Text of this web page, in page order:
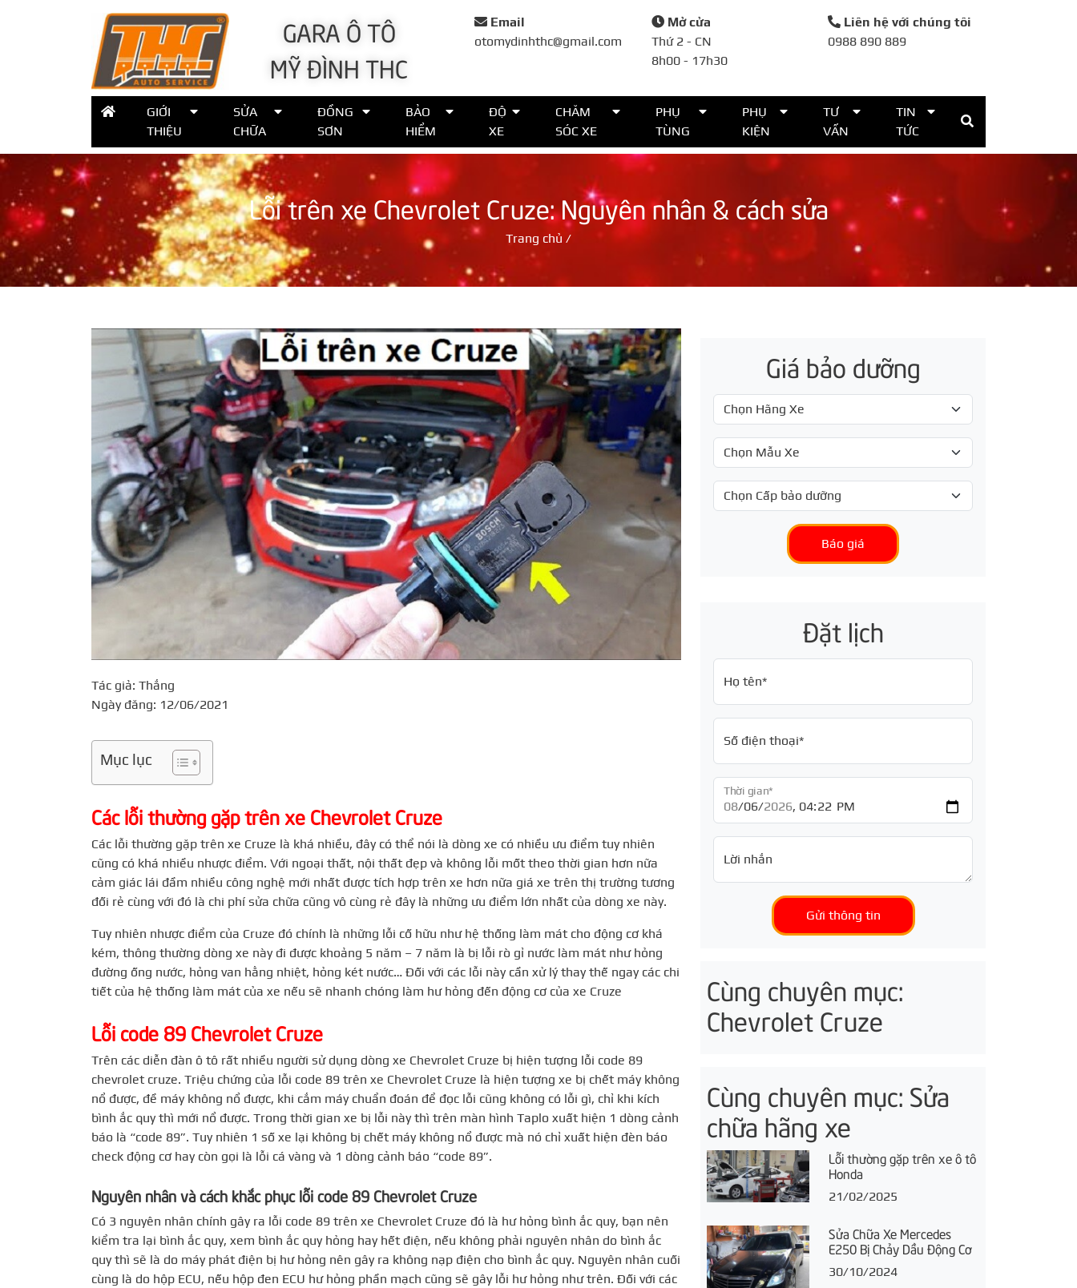
GARA Ô TÔ
MỸ ĐÌNH THC
Email
otomydinhthc@gmail.com
Mở cửa
Thứ 2 - CN
8h00 - 17h30
Liên hệ với chúng tôi
0988 890 889
GIỚI
THIỆU
SỬA
CHỮA
ĐỒNG
SƠN
BẢO
HIỂM
ĐỘ
XE
CHĂM
SÓC XE
PHỤ
TÙNG
PHỤ
KIỆN
TƯ
VẤN
TIN
TỨC
Đặt lịch
Họ tên*
Thời gian*
Lời nhắn
Gửi thông tin
Lỗi trên xe Chevrolet Cruze: Nguyên nhân & cách sửa
Trang chủ /
Tác giả: Thắng
Ngày đăng: 12/06/2021
Mục lục
Các lỗi thường gặp trên xe Chevrolet Cruze
Các lỗi thường gặp trên xe Cruze là khá nhiều, đây có thể nói là dòng xe có nhiều ưu điểm tuy nhiên
cũng có khá nhiều nhược điểm. Với ngoại thất, nội thất đẹp và không lỗi mốt theo thời gian hơn nữa
cảm giác lái đầm nhiều công nghệ mới nhất được tích hợp trên xe hơn nữa giá xe trên thị trường tương
đối rẻ cùng với đó là chi phí sửa chữa cũng vô cùng rẻ đây là những ưu điểm lớn nhất của dòng xe này.
Tuy nhiên nhược điểm của Cruze đó chính là những lỗi cố hữu như hệ thống làm mát cho động cơ khá
kém, thông thường dòng xe này đi được khoảng 5 năm – 7 năm là bị lỗi rò gỉ nước làm mát như hỏng
đường ống nước, hỏng van hằng nhiệt, hỏng két nước… Đối với các lỗi này cần xử lý thay thế ngay các chi
tiết của hệ thống làm mát của xe nếu sẽ nhanh chóng làm hư hỏng đến động cơ của xe Cruze
Lỗi code 89 Chevrolet Cruze
Trên các diễn đàn ô tô rất nhiều người sử dụng dòng xe Chevrolet Cruze bị hiện tượng lỗi code 89
chevrolet cruze. Triệu chứng của lỗi code 89 trên xe Chevrolet Cruze là hiện tượng xe bị chết máy không
nổ được, đề máy không nổ được, khi cắm máy chuẩn đoán để đọc lỗi cũng không có lỗi gì, chỉ khi kích
bình ắc quy thì mới nổ được. Trong thời gian xe bị lỗi này thì trên màn hình Taplo xuất hiện 1 dòng cảnh
báo là “code 89”. Tuy nhiên 1 số xe lại không bị chết máy không nổ được mà nó chỉ xuất hiện đèn báo
check động cơ hay còn gọi là lỗi cá vàng và 1 dòng cảnh báo “code 89”.
Nguyên nhân và cách khắc phục lỗi code 89 Chevrolet Cruze
Có 3 nguyên nhân chính gây ra lỗi code 89 trên xe Chevrolet Cruze đó là hư hỏng bình ắc quy, bạn nên
kiểm tra lại bình ắc quy, xem bình ắc quy hỏng hay hết điện, nếu không phải nguyên nhân do bình ắc
quy thì sẽ là do máy phát điện bị hư hỏng nên gây ra không nạp điện cho bình ắc quy. Nguyên nhân cuối
cùng là do hộp ECU, nếu hộp đen ECU hư hỏng phần mạch cũng sẽ gây lỗi hư hỏng như trên. Đối với các
Giá bảo dưỡng
Báo giá
Đặt lịch
Họ tên*
Số điện thoại*
Thời gian*
Lời nhắn
Gửi thông tin
Cùng chuyên mục:
Chevrolet Cruze
Cùng chuyên mục: Sửa
chữa hãng xe
Lỗi thường gặp trên xe ô tô
Honda
21/02/2025
Sửa Chữa Xe Mercedes
E250 Bị Chảy Dầu Động Cơ
30/10/2024